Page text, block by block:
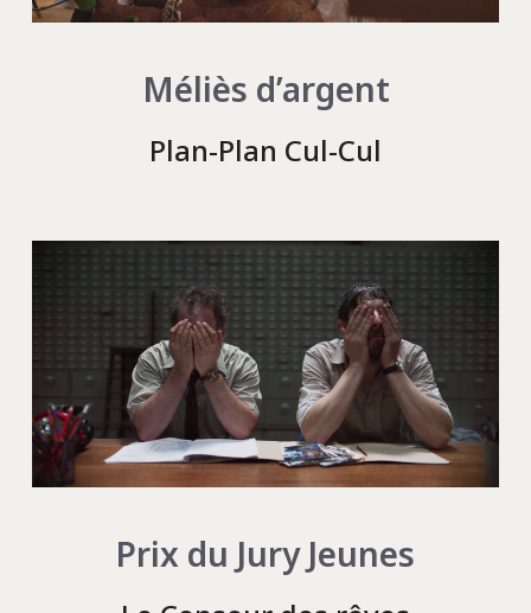
Méliès d’argent
Plan-Plan Cul-Cul
Prix du Jury Jeunes